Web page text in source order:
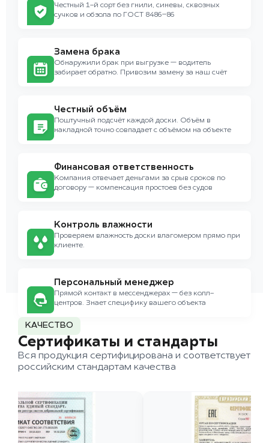
Честный 1-й сорт без гнили, синевы, сквозных
сучков и обзола по ГОСТ 8486–86
Замена брака
Обнаружили брак при выгрузке — водитель
забирает обратно. Привозим замену за наш счёт
Честный объём
Поштучный подсчёт каждой доски. Объём в
накладной точно совпадает с объёмом на объекте
Финансовая ответственность
Компания отвечает деньгами за срыв сроков по
договору — компенсация простоев без судов
Контроль влажности
Проверяем влажность доски влагомером прямо при
клиенте.
Персональный менеджер
Прямой контакт в мессенджерах — без колл-
центров. Знает специфику вашего объекта
КАЧЕСТВО
Сертификаты и стандарты
Вся продукция сертифицирована и соответствует
российским стандартам качества